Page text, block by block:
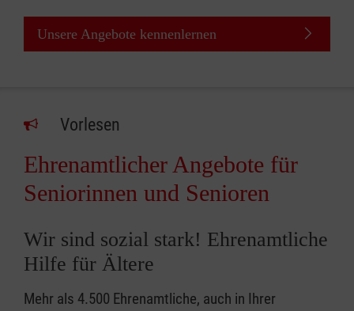
Unsere Angebote kennenlernen
Vorlesen
Ehrenamtlicher Angebote für
Seniorinnen und Senioren
Wir sind sozial stark! Ehrenamtliche
Hilfe für Ältere
Mehr als 4.500 Ehrenamtliche, auch in Ihrer